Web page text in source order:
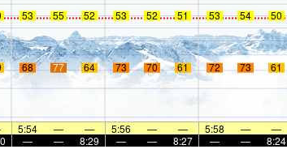
53 55 52 53 52 51 53 54 50
68 77 64 73 70 61 72 73 61
5:54 — — 5:56 — — 5:58 — —
— — 8:29 — — 8:27 — — 8:24